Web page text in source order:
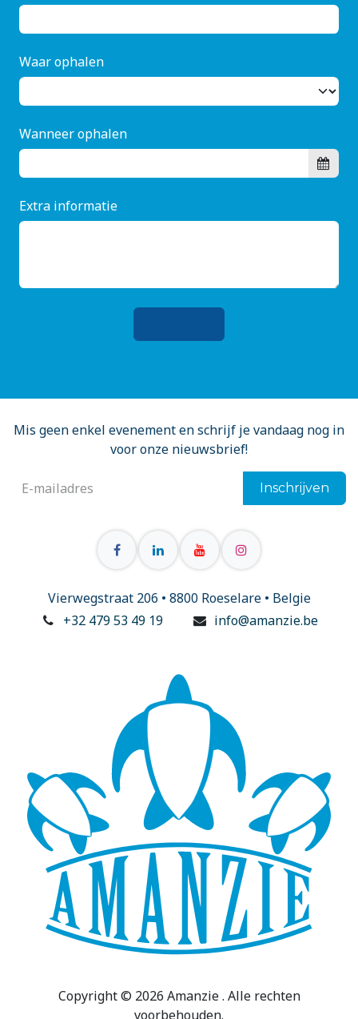
Waar ophalen
Wanneer ophalen
Extra informatie
Mis geen enkel evenement en schrijf je vandaag nog in
voor onze nieuwsbrief!
Inschrijven
Vierwegstraat 206 • 8800 Roeselare • Belgie
+32 479 53 49 19
info@amanzie.be
Copyright © 2026 Amanzie . Alle rechten
voorbehouden.